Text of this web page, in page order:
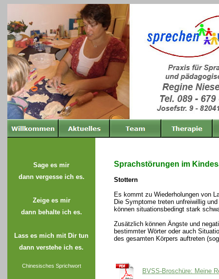
Sage es mir
dann vergesse ich es.
Zeige es mir
dann behalte ich es.
Lass es mich mit Dir tun
dann verstehe ich es.
Chinesisches Sprichwort
Sprachstörungen im
Stottern
Es kommt zu Wiederholungen von
Die Symptome treten unfreiwillig
können situationsbedingt stark
Zusätzlich können Ängste und
bestimmter Wörter oder auch
des gesamten Körpers auftreten
BVSS-Broschüre: Meine